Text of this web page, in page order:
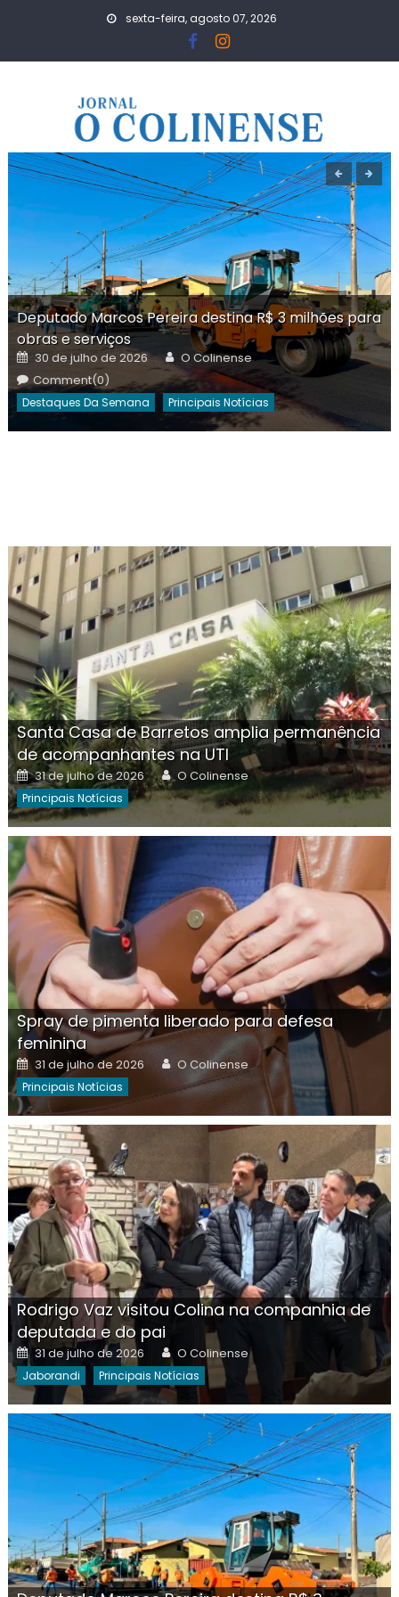
sexta-feira, agosto 07, 2026
Deputado Marcos Pereira destina R$ 3 milhões para
obras e serviços
Posted
on
30 de julho de 2026 Author
O Colinense
Comment(0)
Destaques Da Semana Principais Notícias
Santa Casa de Barretos amplia permanência
de acompanhantes na UTI
Posted
on
31 de julho de 2026 Author
O Colinense
Principais Notícias
Spray de pimenta liberado para defesa
feminina
Posted
on
31 de julho de 2026 Author
O Colinense
Principais Notícias
Rodrigo Vaz visitou Colina na companhia de
deputada e do pai
Posted
on
31 de julho de 2026 Author
O Colinense
Jaborandi Principais Notícias